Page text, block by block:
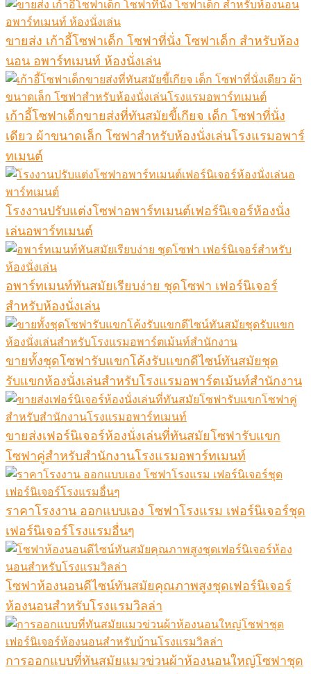
ขายส่ง เก้าอี้โซฟาเด็ก โซฟาที่นั่ง โซฟาเด็ก สำหรับห้อง
นอน อพาร์ทเมนท์ ห้องนั่งเล่น
เก้าอี้โซฟาเด็กขายส่งที่ทันสมัยขี้เกียจ เด็ก โซฟาที่นั่ง
เดียว ผ้าขนาดเล็ก โซฟาสำหรับห้องนั่งเล่นโรงแรมอพาร์
ทเมนต์
โรงงานปรับแต่งโซฟาอพาร์ทเมนต์เฟอร์นิเจอร์ห้องนั่ง
เล่นอพาร์ทเมนต์
อพาร์ทเมนท์ทันสมัยเรียบง่าย ชุดโซฟา เฟอร์นิเจอร์
สำหรับห้องนั่งเล่น
ขายทั้งชุดโซฟารับแขกโค้งรับแขกดีไซน์ทันสมัยชุด
รับแขกห้องนั่งเล่นสำหรับโรงแรมอพาร์ตเม้นท์สำนักงาน
ขายส่งเฟอร์นิเจอร์ห้องนั่งเล่นที่ทันสมัยโซฟารับแขก
โซฟาคู่สำหรับสำนักงานโรงแรมอพาร์ทเมนท์
ราคาโรงงาน ออกแบบเอง โซฟาโรงแรม เฟอร์นิเจอร์ชุด
เฟอร์นิเจอร์โรงแรมอื่นๆ
โซฟาห้องนอนดีไซน์ทันสมัยคุณภาพสูงชุดเฟอร์นิเจอร์
ห้องนอนสำหรับโรงแรมวิลล่า
การออกแบบที่ทันสมัยแมวข่วนผ้าห้องนอนใหญ่โซฟาชุด